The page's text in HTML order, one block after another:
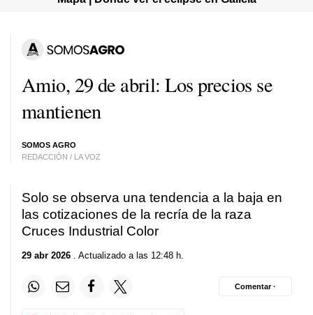
Amio, 29 de abril: Los precios se
mantienen
SOMOS AGRO
REDACCIÓN / LA VOZ
Solo se observa una tendencia a la baja en
las cotizaciones de la recría de la raza
Cruces Industrial Color
29 abr 2026 . Actualizado a las 12:48 h.
Comentar ·